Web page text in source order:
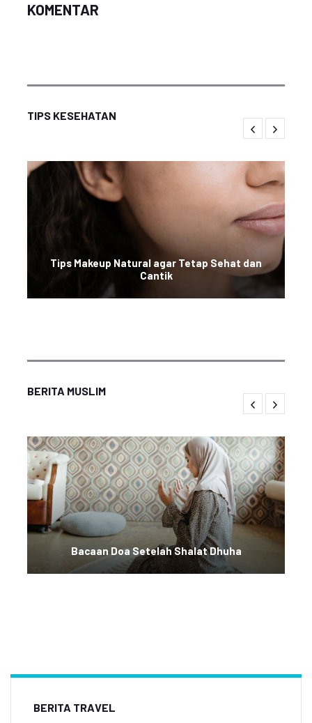
KOMENTAR
TIPS KESEHATAN
Tips Makeup Natural agar Tetap Sehat dan
Cantik
BERITA MUSLIM
Bacaan Doa Setelah Shalat Dhuha
BERITA TRAVEL